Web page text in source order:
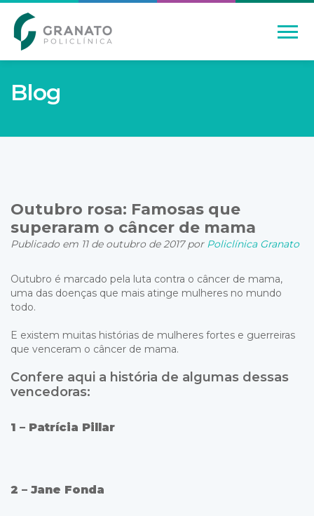
Blog
Outubro rosa: Famosas que
superaram o câncer de mama
Publicado em 11 de outubro de 2017 por Policlínica Granato
Outubro é marcado pela luta contra o câncer de mama,
uma das doenças que mais atinge mulheres no mundo
todo.
E existem muitas histórias de mulheres fortes e guerreiras
que venceram o câncer de mama.
Confere aqui a história de algumas dessas
vencedoras:
1 – Patrícia Pillar
2 – Jane Fonda